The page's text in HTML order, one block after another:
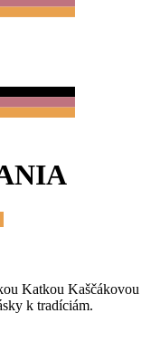
Katkou Kaščákovou
k tradíciám.